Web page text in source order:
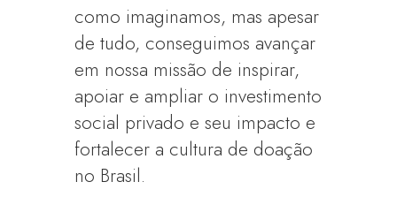
como imaginamos, mas apesar
de tudo, conseguimos avançar
em nossa missão de inspirar,
apoiar e ampliar o investimento
social privado e seu impacto e
fortalecer a cultura de doação
no Brasil.